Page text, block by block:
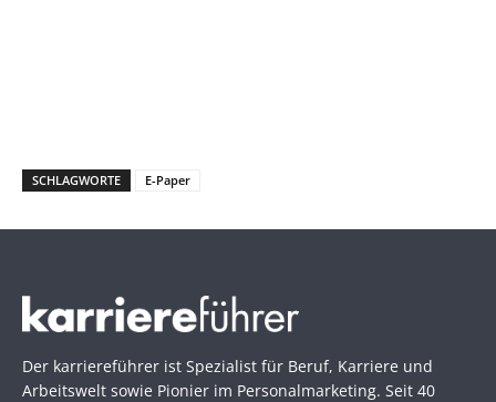
SCHLAGWORTE E-Paper
Der karriereführer ist Spezialist für Beruf, Karriere und
Arbeitswelt sowie Pionier im Personal­marketing. Seit 40